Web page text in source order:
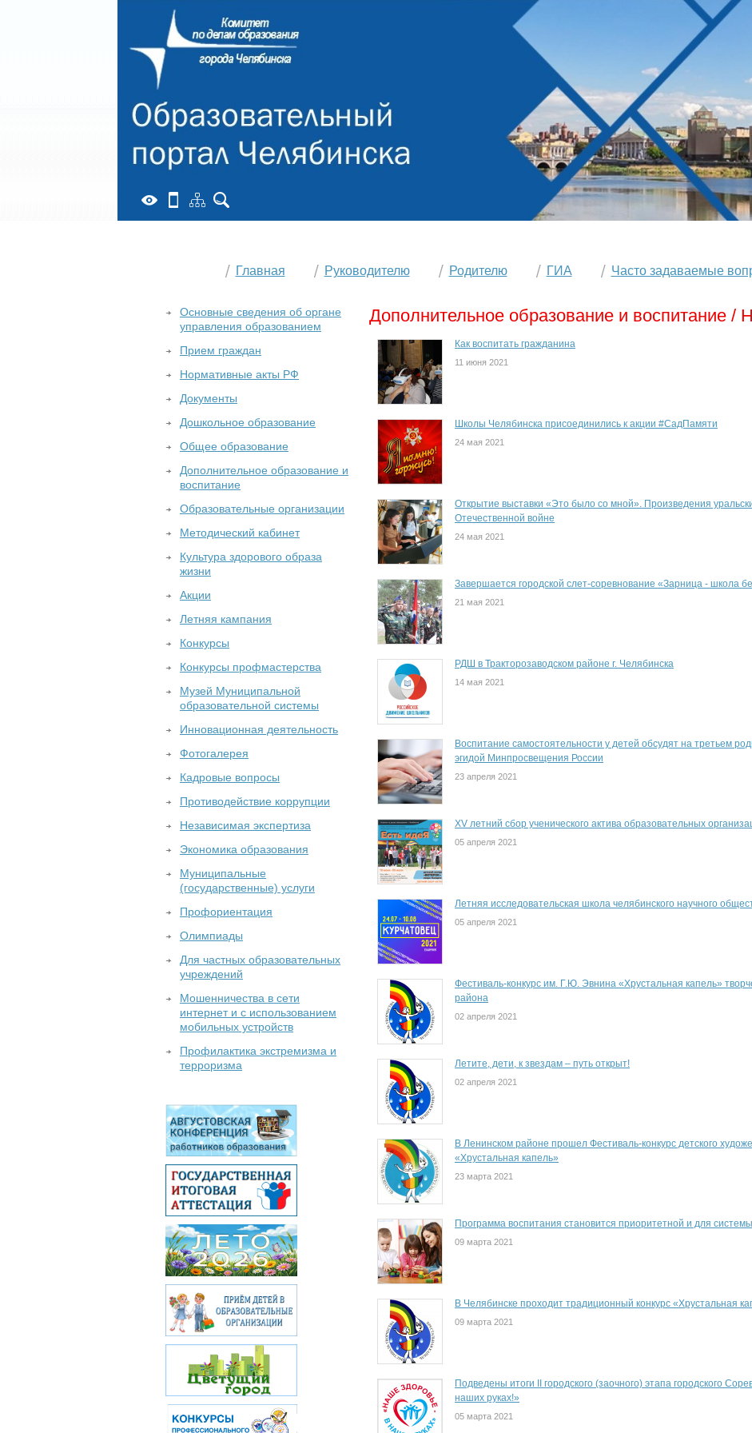
Главная Руководителю Родителю ГИА Часто задаваемые
Дополнительное образование и воспитание /
Как воспитать гражданина
11 июня 2021
Школы Челябинска присоединились к акции #СадПамяти
24 мая 2021
Открытие выставки «Это было со мной». Произведения
Отечественной войне
24 мая 2021
Завершается городской слет-соревнование «Зарница - школа
21 мая 2021
РДШ в Тракторозаводском районе г. Челябинска
14 мая 2021
Воспитание самостоятельности у детей обсудят на третьем
эгидой Минпросвещения России
23 апреля 2021
XV летний сбор ученического актива образовательных
05 апреля 2021
Летняя исследовательская школа челябинского научного
05 апреля 2021
Фестиваль-конкурс им. Г.Ю. Эвнина «Хрустальная капель»
района
02 апреля 2021
Летите, дети, к звездам – путь открыт!
02 апреля 2021
В Ленинском районе прошел Фестиваль-конкурс детского
«Хрустальная капель»
23 марта 2021
Программа воспитания становится приоритетной и для
09 марта 2021
В Челябинске проходит традиционный конкурс «Хрустальная
09 марта 2021
Подведены итоги II городского (заочного) этапа городского
наших руках!»
05 марта 2021
Основные сведения об органе
управления образованием
Прием граждан
Нормативные акты РФ
Документы
Дошкольное образование
Общее образование
Дополнительное образование и
воспитание
Образовательные организации
Методический кабинет
Культура здорового образа
жизни
Акции
Летняя кампания
Конкурсы
Конкурсы профмастерства
Музей Муниципальной
образовательной системы
Инновационная деятельность
Фотогалерея
Кадровые вопросы
Противодействие коррупции
Независимая экспертиза
Экономика образования
Муниципальные
(государственные) услуги
Профориентация
Олимпиады
Для частных образовательных
учреждений
Мошенничества в сети
интернет и с использованием
мобильных устройств
Профилактика экстремизма и
терроризма